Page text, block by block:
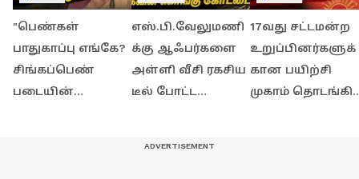
"பெண்கள்
பாதுகாப்பு எங்கே?
சிங்கப்பெண்
படையின்
எஸ்.பி.வேலுமணி
க்கு ஆஃபர்களை
அள்ளி வீசி ரகசிய
டீல் போட்ட
17வது சட்டமன்ற
உறுப்பினர்களுக்
கான பயிற்சி
முகாம் தொடங்கி